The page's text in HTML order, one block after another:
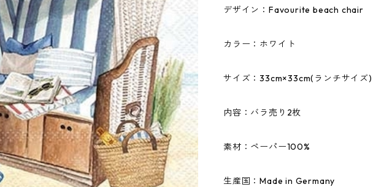
デザイン：Favourite beach chair
カラー：ホワイト
サイズ：33cm×33cm(ランチサイズ)
内容：バラ売り2枚
素材：ペーパー100%
生産国：Made in Germany